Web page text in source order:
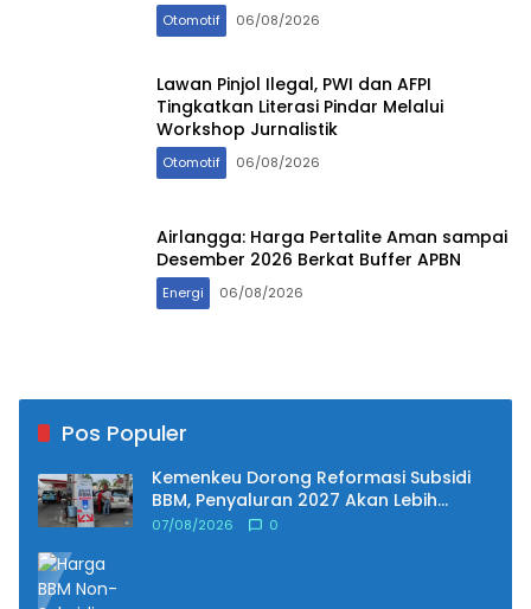
Otomotif 06/08/2026
Lawan Pinjol Ilegal, PWI dan AFPI
Tingkatkan Literasi Pindar Melalui
Workshop Jurnalistik
Otomotif 06/08/2026
Airlangga: Harga Pertalite Aman sampai
Desember 2026 Berkat Buffer APBN
Energi 06/08/2026
Pos Populer
Kemenkeu Dorong Reformasi Subsidi
BBM, Penyaluran 2027 Akan Lebih
Tepat Sasaran
07/08/2026 0